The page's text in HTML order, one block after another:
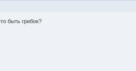
быть грибок?